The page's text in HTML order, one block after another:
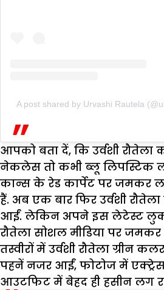
A post shared by Urvashi Rautela
आपको बता दें, कि उर्वशी रौतेला
नेकलेस तो कभी ब्लू लिपस्टिक
कान्स के रेड कार्पेट पर जमकर
हैं. अब एक बार फिर उर्वशी
आईं. लेकिन अपने इस लेटेस्ट लुक
रौतेला सोशल मीडिया पर जमकर
तस्वीरों में उर्वशी रौतेला ग्रीन
पहनें नजर आईं, फोटोज में
आउटफिट में बेहद ही हसीन लग